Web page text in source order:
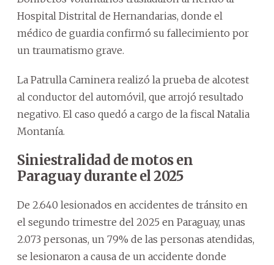
Hospital Distrital de Hernandarias, donde el
médico de guardia confirmó su fallecimiento por
un traumatismo grave.
La Patrulla Caminera realizó la prueba de alcotest
al conductor del automóvil, que arrojó resultado
negativo. El caso quedó a cargo de la fiscal Natalia
Montanía.
Siniestralidad de motos en
Paraguay durante el 2025
De 2.640 lesionados en accidentes de tránsito en
el segundo trimestre del 2025 en Paraguay, unas
2.073 personas, un 79% de las personas atendidas,
se lesionaron a causa de un accidente donde